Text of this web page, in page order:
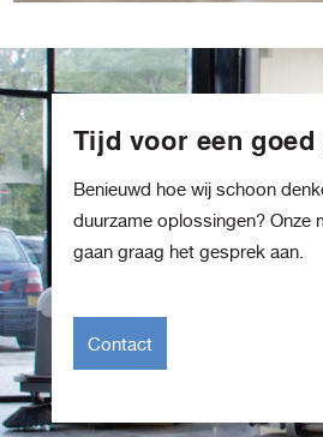
Tijd voor een
Benieuwd hoe wij schoon
duurzame oplossingen? Onze
gaan graag het gesprek aan.
Contact